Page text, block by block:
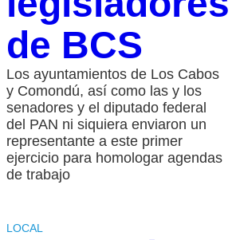
de BCS
Los ayuntamientos de Los Cabos
y Comondú, así como las y los
senadores y el diputado federal
del PAN ni siquiera enviaron un
representante a este primer
ejercicio para homologar agendas
de trabajo
LOCAL